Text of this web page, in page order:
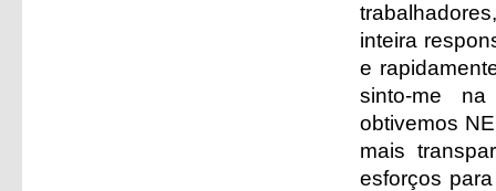
inteira
e
sinto-me
obtivemos
mais
esforços